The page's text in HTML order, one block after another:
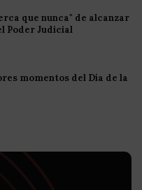
que nunca" de alcanzar
Poder Judicial
momentos del Día de la